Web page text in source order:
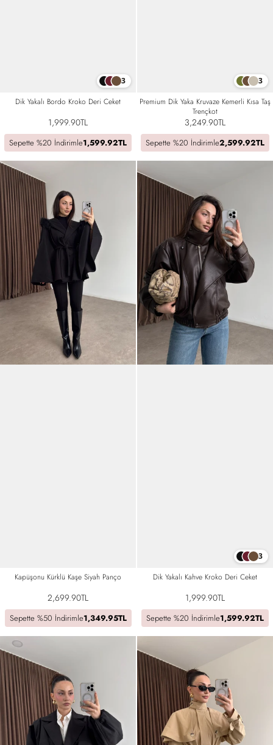
3
Dik Yakalı Bordo Kroko Deri Ceket
1,999.90TL
Sepette %20 İndirimle1,599.92TL
3
Premium Dik Yaka Kruvaze Kemerli Kısa Taş
Trençkot
3,249.90TL
Sepette %20 İndirimle2,599.92TL
Kapüşonu Kürklü Kaşe Siyah Panço
2,699.90TL
Sepette %50 İndirimle1,349.95TL
3
Dik Yakalı Kahve Kroko Deri Ceket
1,999.90TL
Sepette %20 İndirimle1,599.92TL